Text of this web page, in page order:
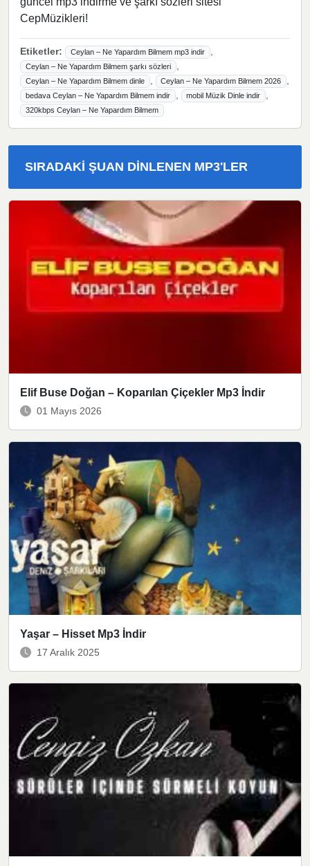
CepMüzikleri!
Etiketler: Ceylan – Ne Yapardım Bilmem mp3 indir ,
Ceylan – Ne Yapardım Bilmem şarkı sözleri ,
Ceylan – Ne Yapardım Bilmem dinle , Ceylan – Ne Yapardım Bilmem 2026
bedava Ceylan – Ne Yapardım Bilmem indir , mobil Müzik Dinle indir
320kbps Ceylan – Ne Yapardım Bilmem
SIRADAKI ŞUAN DINLENEN MP3'LER
Elif Buse Doğan – Koparılan Çiçekler Mp3 İndir
01 Mayıs 2026
Yaşar – Hisset Mp3 İndir
17 Aralık 2025